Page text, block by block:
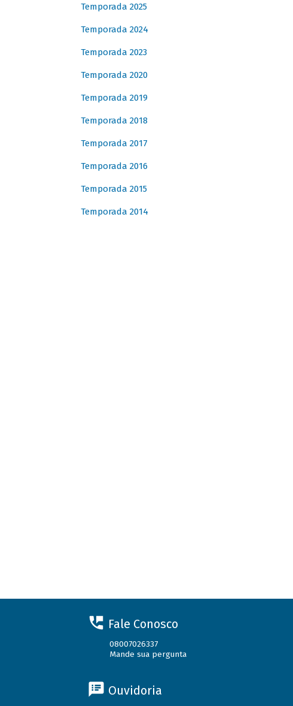
Temporada 2025
Temporada 2024
Temporada 2023
Temporada 2020
Temporada 2019
Temporada 2018
Temporada 2017
Temporada 2016
Temporada 2015
Temporada 2014
Fale Conosco
08007026337
Mande sua pergunta
Ouvidoria